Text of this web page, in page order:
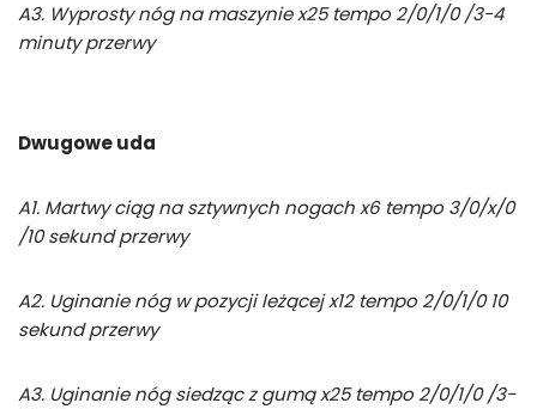
A3. Wyprosty nóg na maszynie x25 tempo 2/0/1/0 /3-4
minuty przerwy
Dwugowe uda
A1. Martwy ciąg na sztywnych nogach x6 tempo 3/0/x/0
/10 sekund przerwy
A2. Uginanie nóg w pozycji leżącej x12 tempo 2/0/1/0 10
sekund przerwy
A3. Uginanie nóg siedząc z gumą x25 tempo 2/0/1/0 /3-